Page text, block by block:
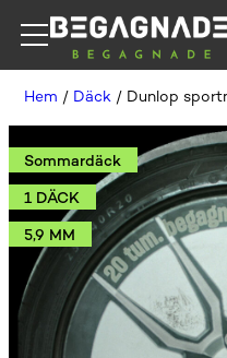
Hem / Däck / Dunlop
Sommardäck
1 DÄCK
5,9 MM